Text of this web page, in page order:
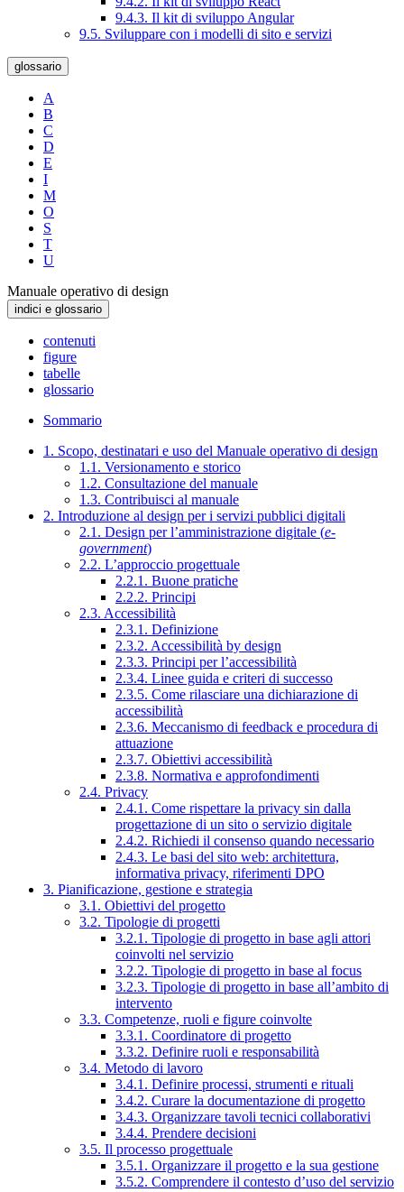
9.4.3. Il kit di sviluppo Angular
9.5. Sviluppare con i modelli di sito e servizi
glossario
A
B
C
D
E
I
M
O
S
T
U
Manuale operativo di design
indici e glossario
contenuti
figure
tabelle
glossario
Sommario
1. Scopo, destinatari e uso del Manuale operativo di design
1.1. Versionamento e storico
1.2. Consultazione del manuale
1.3. Contribuisci al manuale
2. Introduzione al design per i servizi pubblici digitali
2.1. Design per l’amministrazione digitale (e-
government)
2.2. L’approccio progettuale
2.2.1. Buone pratiche
2.2.2. Principi
2.3. Accessibilità
2.3.1. Definizione
2.3.2. Accessibilità by design
2.3.3. Principi per l’accessibilità
2.3.4. Linee guida e criteri di successo
2.3.5. Come rilasciare una dichiarazione di
accessibilità
2.3.6. Meccanismo di feedback e procedura di
attuazione
2.3.7. Obiettivi accessibilità
2.3.8. Normativa e approfondimenti
2.4. Privacy
2.4.1. Come rispettare la privacy sin dalla
progettazione di un sito o servizio digitale
2.4.2. Richiedi il consenso quando necessario
2.4.3. Le basi del sito web: architettura,
informativa privacy, riferimenti DPO
3. Pianificazione, gestione e strategia
3.1. Obiettivi del progetto
3.2. Tipologie di progetti
3.2.1. Tipologie di progetto in base agli attori
coinvolti nel servizio
3.2.2. Tipologie di progetto in base al focus
3.2.3. Tipologie di progetto in base all’ambito di
intervento
3.3. Competenze, ruoli e figure coinvolte
3.3.1. Coordinatore di progetto
3.3.2. Definire ruoli e responsabilità
3.4. Metodo di lavoro
3.4.1. Definire processi, strumenti e rituali
3.4.2. Curare la documentazione di progetto
3.4.3. Organizzare tavoli tecnici collaborativi
3.4.4. Prendere decisioni
3.5. Il processo progettuale
3.5.1. Organizzare il progetto e la sua gestione
3.5.2. Comprendere il contesto d’uso del servizio